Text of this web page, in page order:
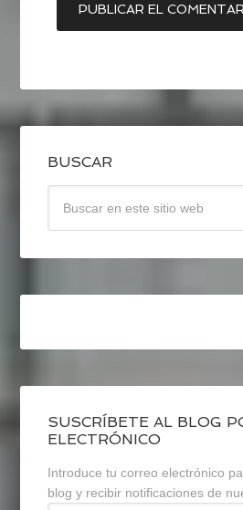
BUSCAR
SUSCRÍBETE AL BLOG
ELECTRÓNICO
Introduce tu correo electrónico
blog y recibir notificaciones de